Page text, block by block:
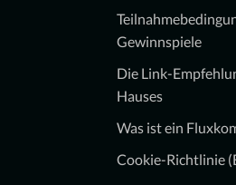
Gewinnspiele
Die Link-
Hauses
Was ist ein
Cookie-Richtlinie